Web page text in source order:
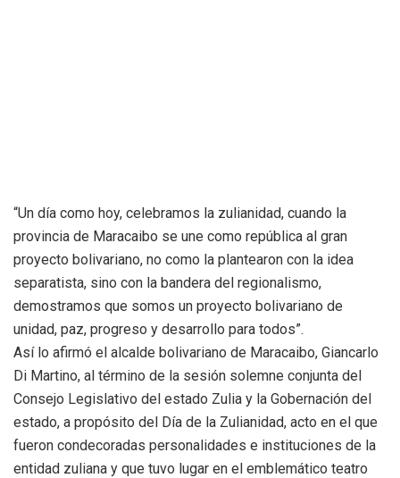
“Un día como hoy, celebramos la zulianidad, cuando la
provincia de Maracaibo se une como república al gran
proyecto bolivariano, no como la plantearon con la idea
separatista, sino con la bandera del regionalismo,
demostramos que somos un proyecto bolivariano de
unidad, paz, progreso y desarrollo para todos”.
Así lo afirmó el alcalde bolivariano de Maracaibo, Giancarlo
Di Martino, al término de la sesión solemne conjunta del
Consejo Legislativo del estado Zulia y la Gobernación del
estado, a propósito del Día de la Zulianidad, acto en el que
fueron condecoradas personalidades e instituciones de la
entidad zuliana y que tuvo lugar en el emblemático teatro